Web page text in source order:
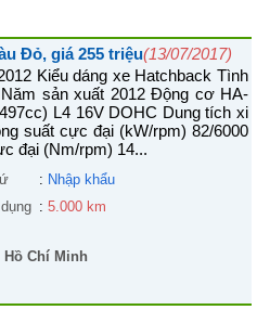
Đỏ, giá 255 triệu(13/07/2017)
Kiểu dáng xe Hatchback Tình
sản xuất 2012 Động cơ HA-
L4 16V DOHC Dung tích xi
suất cực đại (kW/rpm) 82/6000
đại (Nm/rpm) 14...
: Nhập khẩu
: 5.000 km
Hồ Chí Minh